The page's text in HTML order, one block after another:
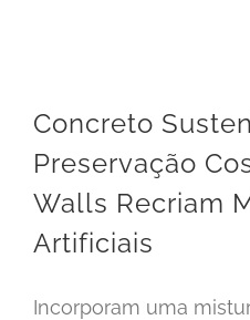
Concreto
Preservação
Walls Recriam
Artificiais
Incorporam uma